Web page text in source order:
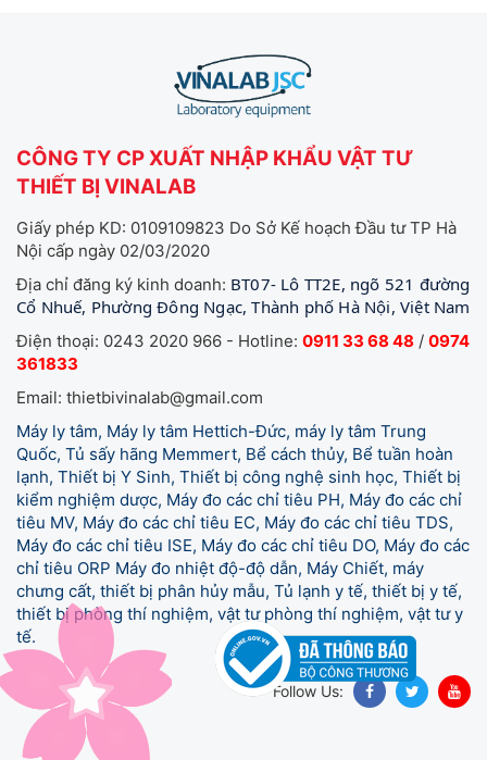
CÔNG TY CP XUẤT NHẬP KHẨU VẬT TƯ
THIẾT BỊ VINALAB
Giấy phép KD: 0109109823 Do Sở Kế hoạch Đầu tư TP Hà
Nội cấp ngày 02/03/2020
Địa chỉ đăng ký kinh doanh: BT07- Lô TT2E, ngõ 521 đường
Cổ Nhuế, Phường Đông Ngạc, Thành phố Hà Nội, Việt Nam
Điện thoại: 0243 2020 966 - Hotline: 0911 33 68 48 / 0974
361833
Email: thietbivinalab@gmail.com
Máy ly tâm, Máy ly tâm Hettich-Đức, máy ly tâm Trung
Quốc, Tủ sấy hãng Memmert, Bể cách thủy, Bể tuần hoàn
lạnh, Thiết bị Y Sinh, Thiết bị công nghệ sinh học, Thiết bị
kiểm nghiệm dược, Máy đo các chỉ tiêu PH, Máy đo các chỉ
tiêu MV, Máy đo các chỉ tiêu EC, Máy đo các chỉ tiêu TDS,
Máy đo các chỉ tiêu ISE, Máy đo các chỉ tiêu DO, Máy đo các
chỉ tiêu ORP Máy đo nhiệt độ-độ dẫn, Máy Chiết, máy
chưng cất, thiết bị phân hủy mẫu, Tủ lạnh y tế, thiết bị y tế,
thiết bị phòng thí nghiệm, vật tư phòng thí nghiệm, vật tư y
tế.
Follow Us: